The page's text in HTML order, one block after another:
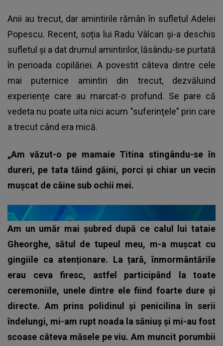
Anii au trecut, dar amintirile rămân în sufletul Adelei
Popescu. Recent, soția lui Radu Vâlcan și-a deschis
sufletul și a dat drumul amintirilor, lăsându-se purtată
în perioada copilăriei. A povestit câteva dintre cele
mai puternice amintiri din trecut, dezvăluind
experiențe care au marcat-o profund. Se pare că
vedeta nu poate uita nici acum "suferinţele" prin care
a trecut când era mică.
„Am văzut-o pe mamaie Titina stingându-se în
dureri, pe tata tăind găini, porci și chiar un vecin
mușcat de câine sub ochii mei.
Am un umăr mai șubred după ce calul lui tataie
Gheorghe, sătul de tupeul meu, m-a mușcat cu
gingiile ca atenționare. La țară, înmormântările
erau ceva firesc, astfel participând la toate
ceremoniile, unele dintre ele fiind foarte dure și
directe. Am prins polidinul și penicilina în serii
îndelungi, mi-am rupt noada la săniuș și mi-au fost
scoase câteva măsele pe viu. Am muncit porumbii